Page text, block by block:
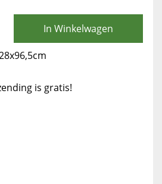
In Winkelwagen
is gratis!